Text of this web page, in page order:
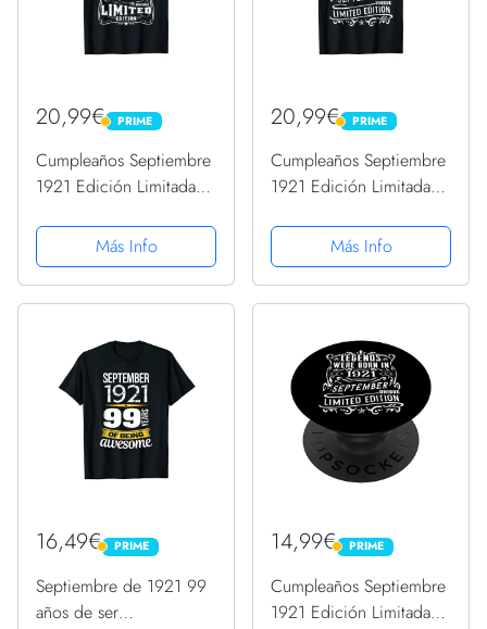
20,99€ PRIME
PRIME
Cumpleaños Septiembre
1921 Edición Limitada
Más Info
20,99€ PRIME
PRIME
Cumpleaños Septiembre
1921 Edición Limitada
Más Info
16,49€ PRIME
PRIME
Septiembre de 1921 99
años de ser
14,99€ PRIME
PRIME
Cumpleaños Septiembre
1921 Edición Limitada